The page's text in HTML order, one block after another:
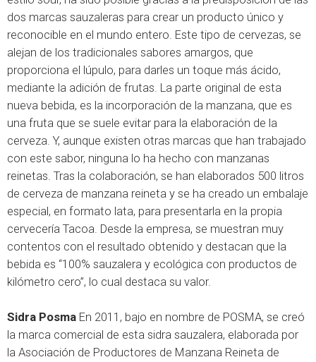
dos marcas sauzaleras para crear un producto único y
reconocible en el mundo entero. Este tipo de cervezas, se
alejan de los tradicionales sabores amargos, que
proporciona el lúpulo, para darles un toque más ácido,
mediante la adición de frutas. La parte original de esta
nueva bebida, es la incorporación de la manzana, que es
una fruta que se suele evitar para la elaboración de la
cerveza. Y, aunque existen otras marcas que han trabajado
con este sabor, ninguna lo ha hecho con manzanas
reinetas. Tras la colaboración, se han elaborados 500 litros
de cerveza de manzana reineta y se ha creado un embalaje
especial, en formato lata, para presentarla en la propia
cervecería Tacoa. Desde la empresa, se muestran muy
contentos con el resultado obtenido y destacan que la
bebida es “100% sauzalera y ecológica con productos de
kilómetro cero”, lo cual destaca su valor.
Sidra Posma En 2011, bajo en nombre de POSMA, se creó
la marca comercial de esta sidra sauzalera, elaborada por
la Asociación de Productores de Manzana Reineta de